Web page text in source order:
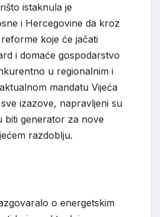
istaknula je
i Hercegovine da kroz
koje će jačati
i domaće gospodarstvo
u regionalnim i
mandatu Vijeća
izazove, napravljeni su
biti generator za nove
razdoblju.
o energetskim